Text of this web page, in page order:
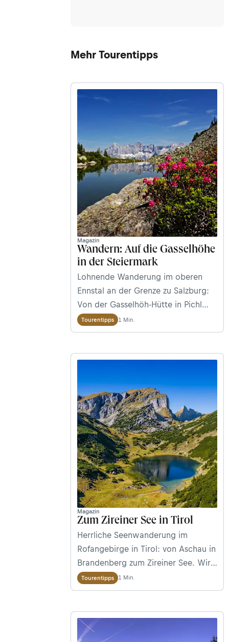
Mehr Tourentipps
Magazin
Wandern: Auf die Gasselhöhe
in der Steiermark
Lohnende Wanderung im oberen
Ennstal an der Grenze zu Salzburg:
Von der Gasselhöh-Hütte in Pichl
über den Mittersee auf die
aussichtsreiche Gasselhöhe (2.001
Detail vor.
Tourentipps 1 Min.
Magazin
Zum Zireiner See in Tirol
Herrliche Seenwanderung im
Rofangebirge in Tirol: von Aschau in
Brandenberg zum Zireiner See. Wir
stellen euch die Tour im Detail vor.
Tourentipps 1 Min.